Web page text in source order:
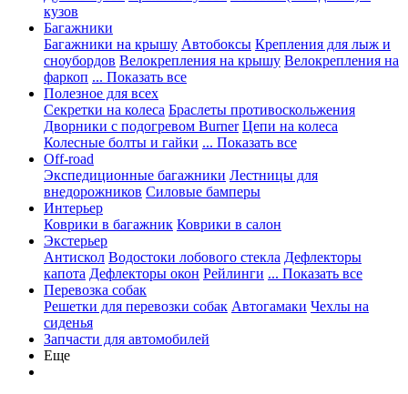
кузов
Багажники
Багажники на крышу Автобоксы Крепления для лыж и
сноубордов Велокрепления на крышу Велокрепления на
фаркоп ... Показать все
Полезное для всех
Секретки на колеса Браслеты противоскольжения
Дворники с подогревом Burner Цепи на колеса
Колесные болты и гайки ... Показать все
Off-road
Экспедиционные багажники Лестницы для
внедорожников Силовые бамперы
Интерьер
Коврики в багажник Коврики в салон
Экстерьер
Антискол Водостоки лобового стекла Дефлекторы
капота Дефлекторы окон Рейлинги ... Показать все
Перевозка собак
Решетки для перевозки собак Автогамаки Чехлы на
сиденья
Запчасти для автомобилей
Еще